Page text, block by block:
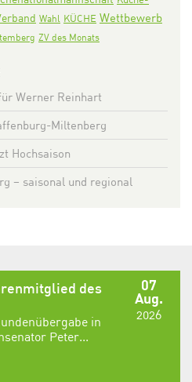
Wahl KÜCHE Wettbewerb
ZV des Monats
Werner Reinhart
Miltenberg
Hochsaison
– saisonal und regional
07
Aug.
2026
des
in
Peter...